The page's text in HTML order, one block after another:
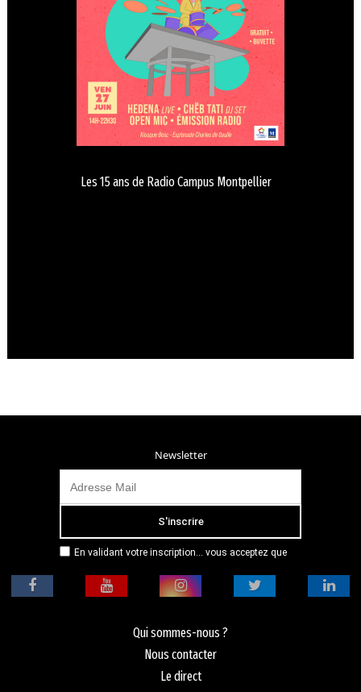
Les 15 ans de Radio Campus Montpellier
Newsletter
En validant votre inscription... vous acceptez que
adresse email dans le but de vous envoyer
mensuellement sa lettre d’informations. Pour plus
politique de confidentialité.
Qui sommes-nous ?
Nous contacter
Le direct